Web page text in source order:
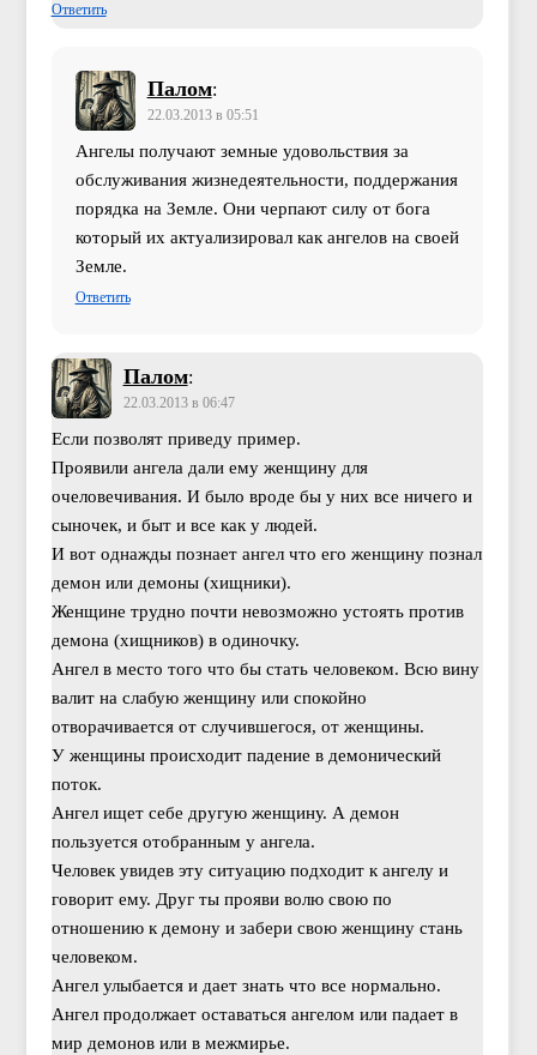
Ответить
Палом:
22.03.2013 в 05:51
Ангелы получают земные удовольствия за
обслуживания жизнедеятельности, поддержания
порядка на Земле. Они черпают силу от бога
который их актуализировал как ангелов на своей
Земле.
Ответить
Палом:
22.03.2013 в 06:47
Если позволят приведу пример.
Проявили ангела дали ему женщину для
очеловечивания. И было вроде бы у них все ничего и
сыночек, и быт и все как у людей.
И вот однажды познает ангел что его женщину познал
демон или демоны (хищники).
Женщине трудно почти невозможно устоять против
демона (хищников) в одиночку.
Ангел в место того что бы стать человеком. Всю вину
валит на слабую женщину или спокойно
отворачивается от случившегося, от женщины.
У женщины происходит падение в демонический
поток.
Ангел ищет себе другую женщину. А демон
пользуется отобранным у ангела.
Человек увидев эту ситуацию подходит к ангелу и
говорит ему. Друг ты прояви волю свою по
отношению к демону и забери свою женщину стань
человеком.
Ангел улыбается и дает знать что все нормально.
Ангел продолжает оставаться ангелом или падает в
мир демонов или в межмирье.